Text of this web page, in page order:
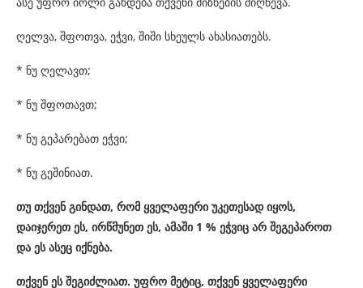
ღელვა, შფოთვა, ეჭვი, შიში სხეულს ახასიათებს.
* ნუ ღელავთ;
* ნუ შფოთავთ;
* ნუ გეპარებათ ეჭვი;
* ნუ გეშინიათ.
თუ თქვენ გინდათ, რომ ყველაფერი უკეთესად იყოს,
დაიჯერეთ ეს, ირწმუნეთ ეს, ამაში 1 % ეჭვიც არ შეგეპაროთ
და ეს ასეც იქნება.
თქვენ ეს შეგიძლიათ. უფრო მეტიც, თქვენ ყველაფერი